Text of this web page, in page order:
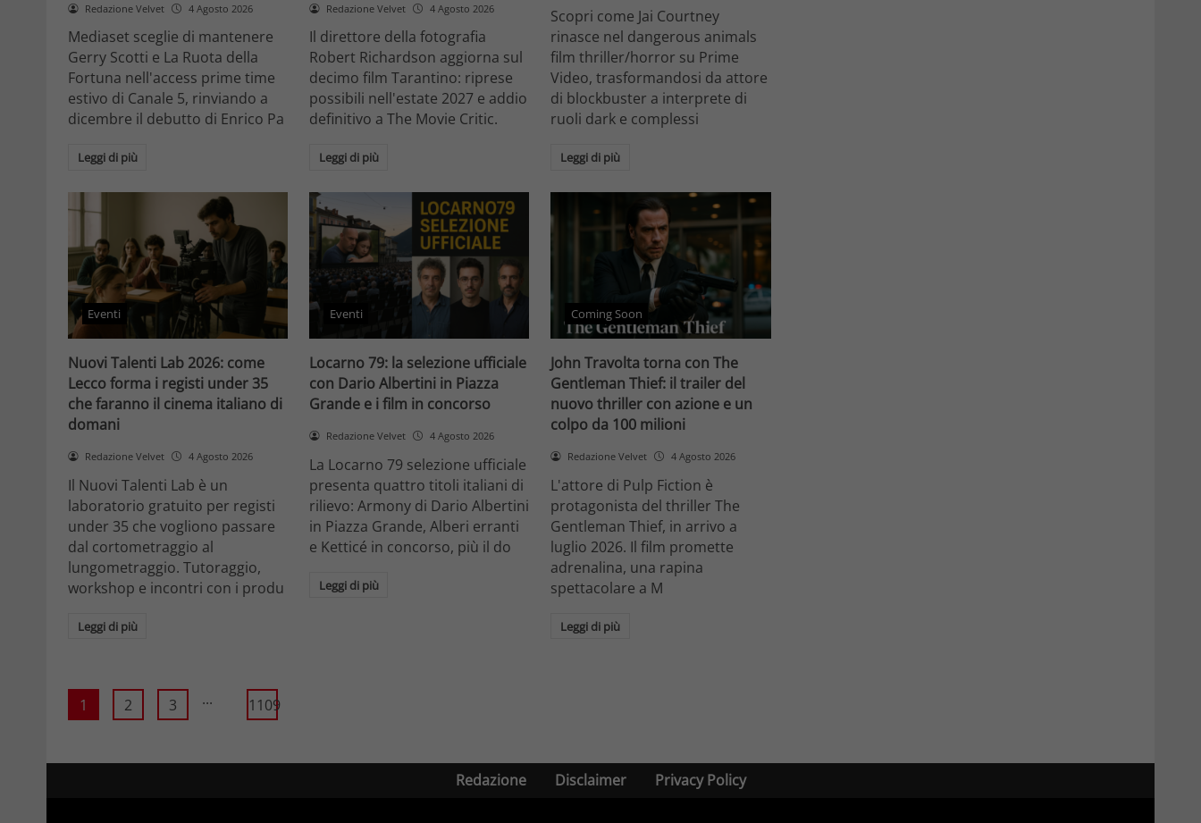
Redazione Velvet 4 Agosto 2026
Mediaset sceglie di mantenere
Gerry Scotti e La Ruota della
Fortuna nell'access prime time
estivo di Canale 5, rinviando a
dicembre il debutto di Enrico Pa
Leggi di più
Redazione Velvet 4 Agosto 2026
Il direttore della fotografia
Robert Richardson aggiorna sul
decimo film Tarantino: riprese
possibili nell'estate 2027 e addio
definitivo a The Movie Critic.
Leggi di più
Scopri come Jai Courtney
rinasce nel dangerous animals
film thriller/horror su Prime
Video, trasformandosi da attore
di blockbuster a interprete di
ruoli dark e complessi
Leggi di più
Eventi
Nuovi Talenti Lab 2026: come
Lecco forma i registi under 35
che faranno il cinema italiano di
domani
Redazione Velvet 4 Agosto 2026
Il Nuovi Talenti Lab è un
laboratorio gratuito per registi
under 35 che vogliono passare
dal cortometraggio al
lungometraggio. Tutoraggio,
workshop e incontri con i produ
Leggi di più
Eventi
Locarno 79: la selezione ufficiale
con Dario Albertini in Piazza
Grande e i film in concorso
Redazione Velvet 4 Agosto 2026
La Locarno 79 selezione ufficiale
presenta quattro titoli italiani di
rilievo: Armony di Dario Albertini
in Piazza Grande, Alberi erranti
e Ketticé in concorso, più il do
Leggi di più
Coming Soon
John Travolta torna con The
Gentleman Thief: il trailer del
nuovo thriller con azione e un
colpo da 100 milioni
Redazione Velvet 4 Agosto 2026
L'attore di Pulp Fiction è
protagonista del thriller The
Gentleman Thief, in arrivo a
luglio 2026. Il film promette
adrenalina, una rapina
spettacolare a M
Leggi di più
1 2 3 ... 1109
Redazione Disclaimer Privacy Policy